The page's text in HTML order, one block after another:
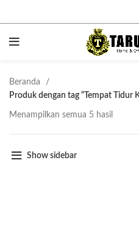
Beranda
Produk dengan tag “Tempat Tidur
Menampilkan semua 5 hasil
Show sidebar